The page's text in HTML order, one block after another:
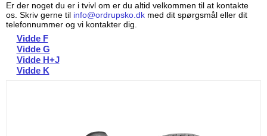
Er der noget du er i tvivl om er du altid velkommen til at kontakte
os. Skriv gerne til info@ordrupsko.dk med dit spørgsmål eller dit
telefonnummer og vi kontakter dig.
Vidde F
Vidde G
Vidde H+J
Vidde K